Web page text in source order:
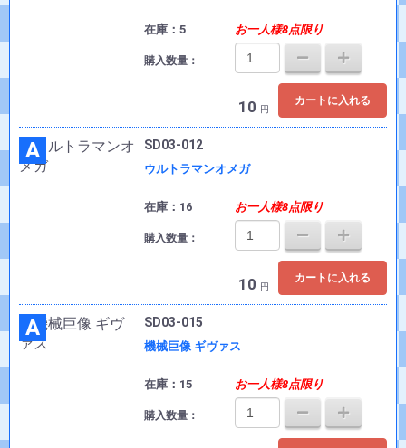
在庫：5 お一人様8点限り
購入数量：
10 円
カートに入れる
A SD03-012
ウルトラマンオメガ
在庫：16 お一人様8点限り
購入数量：
10 円
カートに入れる
A SD03-015
機械巨像 ギヴァス
在庫：15 お一人様8点限り
購入数量：